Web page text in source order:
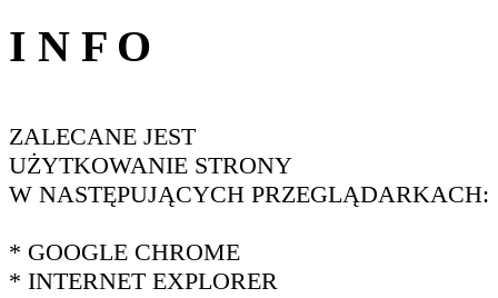
I N F O
ZALECANE JEST
UŻYTKOWANIE STRONY
W NASTĘPUJĄCYCH PRZEGLĄDARKACH:
* GOOGLE CHROME
* INTERNET EXPLORER